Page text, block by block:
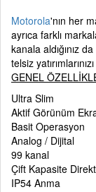
Motorola'nın her
ayrıca farklı
kanala aldığınız
telsiz
GENEL
Ultra Slim
Aktif Görünüm
Basit Operasyon
Analog / Dijital
99 kanal
Çift Kapasite
IP54 Anma